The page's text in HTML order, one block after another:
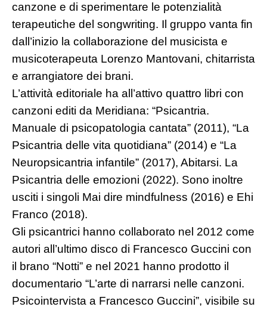
canzone e di sperimentare le potenzialità
terapeutiche del songwriting. Il gruppo vanta fin
dall’inizio la collaborazione del musicista e
musicoterapeuta Lorenzo Mantovani, chitarrista
e arrangiatore dei brani.
L’attività editoriale ha all’attivo quattro libri con
canzoni editi da Meridiana: “Psicantria.
Manuale di psicopatologia cantata” (2011), “La
Psicantria delle vita quotidiana” (2014) e “La
Neuropsicantria infantile” (2017), Abitarsi. La
Psicantria delle emozioni (2022). Sono inoltre
usciti i singoli Mai dire mindfulness (2016) e Ehi
Franco (2018).
Gli psicantrici hanno collaborato nel 2012 come
autori all’ultimo disco di Francesco Guccini con
il brano “Notti” e nel 2021 hanno prodotto il
documentario “L’arte di narrarsi nelle canzoni.
Psicointervista a Francesco Guccini”, visibile su